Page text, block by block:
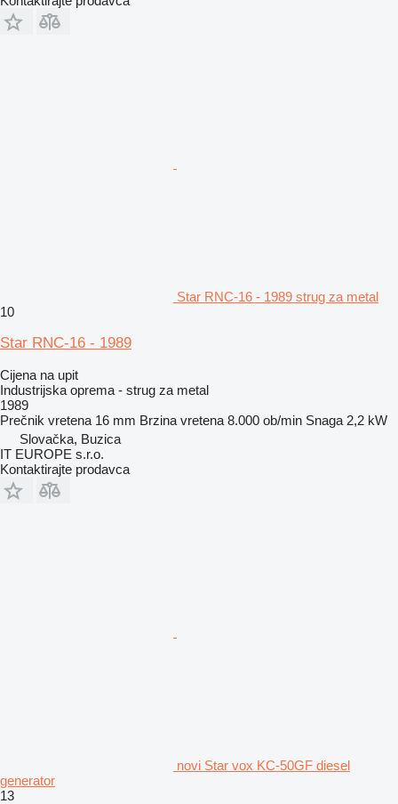
Star RNC-16 - 1989 strug za metal
10
Star RNC-16 - 1989
Cijena na upit
Industrijska oprema - strug za metal
1989
Prečnik vretena 16 mm Brzina vretena 8.000 ob/min Snaga 2,2 kW
Slovačka, Buzica
IT EUROPE s.r.o.
Kontaktirajte prodavca
novi Star vox KC-50GF diesel
generator
13